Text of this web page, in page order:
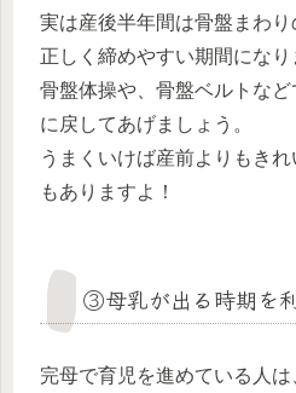
実は産後半年間は骨盤まわり
正しく締めやすい期間になり
骨盤体操や、骨盤ベルトな
に戻してあげましょう。
うまくいけば産前よりもき
もありますよ！
③母乳が出る時期を
完母で育児を進めている人